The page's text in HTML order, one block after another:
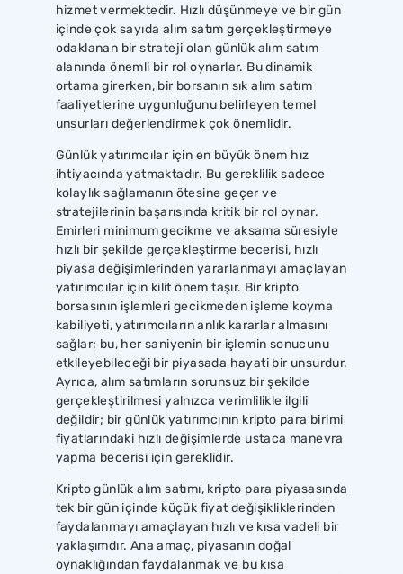
hizmet vermektedir. Hızlı düşünmeye ve bir gün
içinde çok sayıda alım satım gerçekleştirmeye
odaklanan bir strateji olan günlük alım satım
alanında önemli bir rol oynarlar. Bu dinamik
ortama girerken, bir borsanın sık alım satım
faaliyetlerine uygunluğunu belirleyen temel
unsurları değerlendirmek çok önemlidir.
Günlük yatırımcılar için en büyük önem hız
ihtiyacında yatmaktadır. Bu gereklilik sadece
kolaylık sağlamanın ötesine geçer ve
stratejilerinin başarısında kritik bir rol oynar.
Emirleri minimum gecikme ve aksama süresiyle
hızlı bir şekilde gerçekleştirme becerisi, hızlı
piyasa değişimlerinden yararlanmayı amaçlayan
yatırımcılar için kilit önem taşır. Bir kripto
borsasının işlemleri gecikmeden işleme koyma
kabiliyeti, yatırımcıların anlık kararlar almasını
sağlar; bu, her saniyenin bir işlemin sonucunu
etkileyebileceği bir piyasada hayati bir unsurdur.
Ayrıca, alım satımların sorunsuz bir şekilde
gerçekleştirilmesi yalnızca verimlilikle ilgili
değildir; bir günlük yatırımcının kripto para birimi
fiyatlarındaki hızlı değişimlerde ustaca manevra
yapma becerisi için gereklidir.
Kripto günlük alım satımı, kripto para piyasasında
tek bir gün içinde küçük fiyat değişikliklerinden
faydalanmayı amaçlayan hızlı ve kısa vadeli bir
yaklaşımdır. Ana amaç, piyasanın doğal
oynaklığından faydalanmak ve bu kısa